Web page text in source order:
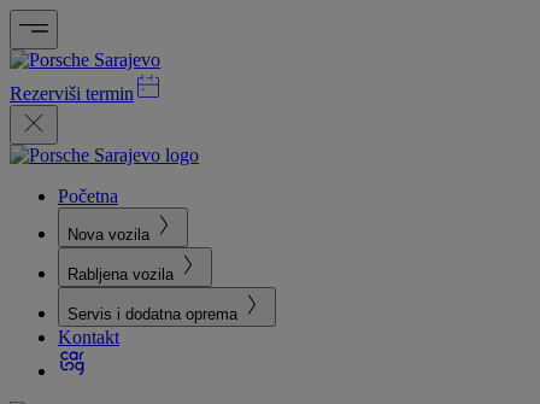
Rezerviši termin
Početna
Nova vozila
Rabljena vozila
Servis i dodatna oprema
Kontakt